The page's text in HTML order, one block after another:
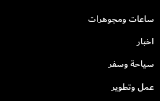
ساعات ومجوهرات
اخبار
سياحة وسفر
عمل وتطوير